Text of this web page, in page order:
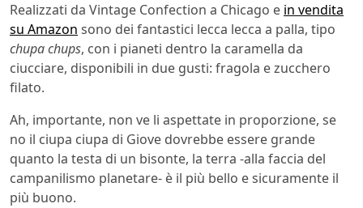
Realizzati da Vintage Confection a Chicago e in vendita
su Amazon sono dei fantastici lecca lecca a palla, tipo
chupa chups, con i pianeti dentro la caramella da
ciucciare, disponibili in due gusti: fragola e zucchero
filato.
Ah, importante, non ve li aspettate in proporzione, se
no il ciupa ciupa di Giove dovrebbe essere grande
quanto la testa di un bisonte, la terra -alla faccia del
campanilismo planetare- è il più bello e sicuramente il
più buono.